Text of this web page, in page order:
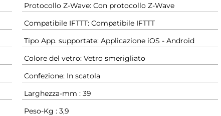
Protocollo Z-Wave: Con protocollo Z-Wave
Compatibile IFTTT: Compatibile IFTTT
Tipo App. supportate: Applicazione iOS - Android
Colore del vetro: Vetro smerigliato
Confezione: In scatola
Larghezza-mm : 39
Peso-Kg : 3,9